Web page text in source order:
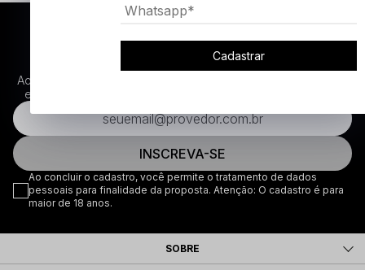
FIQUE POR DENTRO DAS
NOVIDADES
Ao se inscrever você concorda em receber atualizações por
e-mail sobre as últimas coleções, campanhas e novidades.
INSCREVA-SE
Ao concluir o cadastro, você permite o tratamento de dados
pessoais para finalidade da proposta. Atenção: O cadastro é para
maior de 18 anos.
SOBRE
Cadastrar